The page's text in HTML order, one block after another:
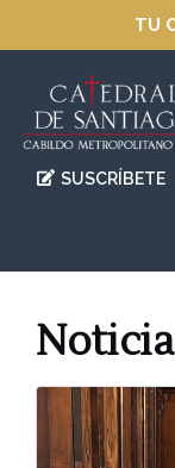
TU
SUSCRÍBETE